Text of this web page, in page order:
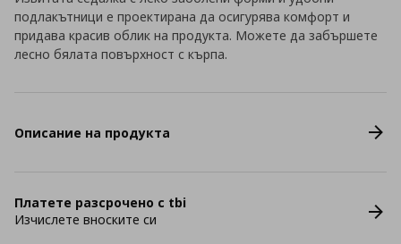
подлакътници е проектирана да осигурява комфорт и
придава красив облик на продукта. Можете да забършете
лесно бялата повърхност с кърпа.
Описание на продукта
Платете разсрочено с tbi
Изчислете вноските си